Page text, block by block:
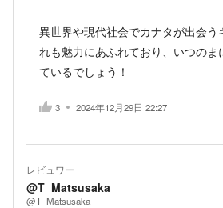
異世界や現代社会でカナタが出会
れも魅力にあふれており、いつの
ているでしょう！
3 2024年12月29日 22:27
レビュワー
@T_Matsusaka
@T_Matsusaka